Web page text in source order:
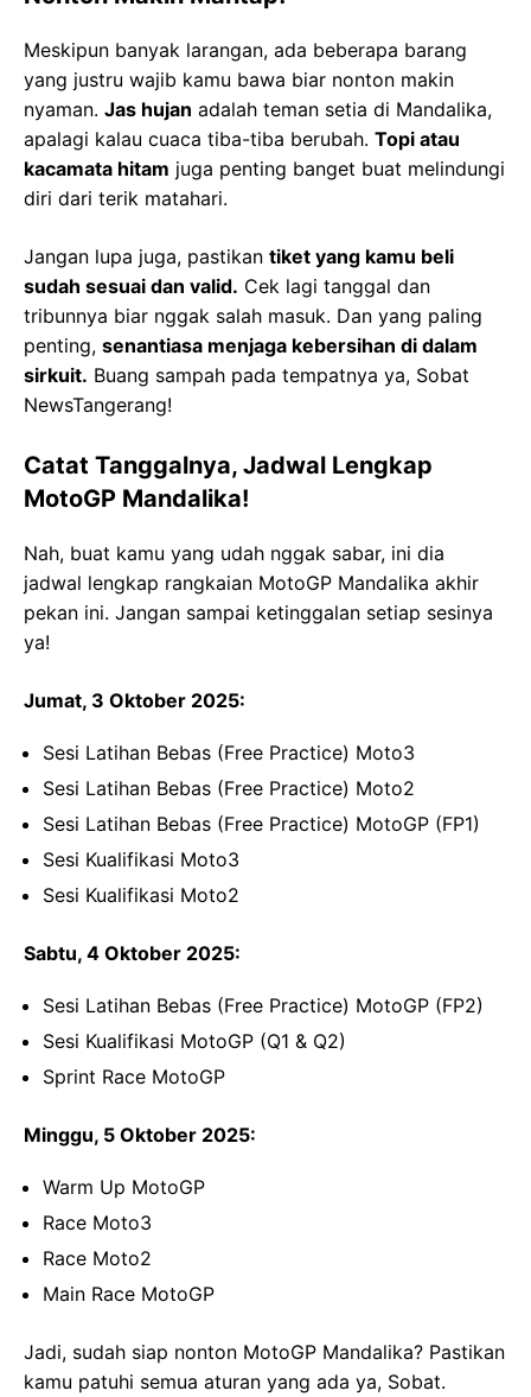
Meskipun banyak larangan, ada beberapa barang
yang justru wajib kamu bawa biar nonton makin
nyaman. Jas hujan adalah teman setia di Mandalika,
apalagi kalau cuaca tiba-tiba berubah. Topi atau
kacamata hitam juga penting banget buat melindungi
diri dari terik matahari.
Jangan lupa juga, pastikan tiket yang kamu beli
sudah sesuai dan valid. Cek lagi tanggal dan
tribunnya biar nggak salah masuk. Dan yang paling
penting, senantiasa menjaga kebersihan di dalam
sirkuit. Buang sampah pada tempatnya ya, Sobat
NewsTangerang!
Catat Tanggalnya, Jadwal Lengkap
MotoGP Mandalika!
Nah, buat kamu yang udah nggak sabar, ini dia
jadwal lengkap rangkaian MotoGP Mandalika akhir
pekan ini. Jangan sampai ketinggalan setiap sesinya
ya!
Jumat, 3 Oktober 2025:
Sesi Latihan Bebas (Free Practice) Moto3
Sesi Latihan Bebas (Free Practice) Moto2
Sesi Latihan Bebas (Free Practice) MotoGP (FP1)
Sesi Kualifikasi Moto3
Sesi Kualifikasi Moto2
Sabtu, 4 Oktober 2025:
Sesi Latihan Bebas (Free Practice) MotoGP (FP2)
Sesi Kualifikasi MotoGP (Q1 & Q2)
Sprint Race MotoGP
Minggu, 5 Oktober 2025:
Warm Up MotoGP
Race Moto3
Race Moto2
Main Race MotoGP
Jadi, sudah siap nonton MotoGP Mandalika? Pastikan
kamu patuhi semua aturan yang ada ya, Sobat.